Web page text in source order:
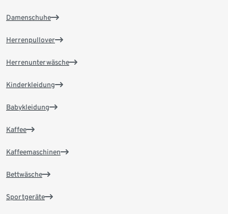
Damenschuhe
Herrenpullover
Herrenunterwäsche
Kinderkleidung
Babykleidung
Kaffee
Kaffeemaschinen
Bettwäsche
Sportgeräte